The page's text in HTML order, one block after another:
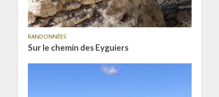
RANDONNÉES
Sur le chemin des Eyguiers